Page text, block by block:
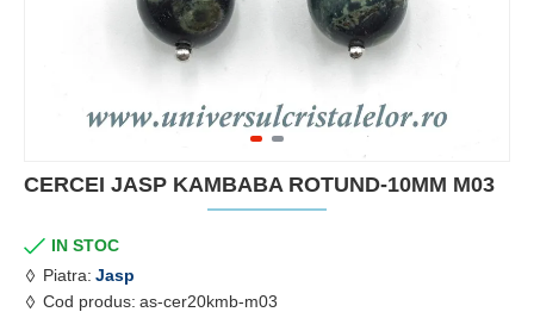
CERCEI JASP KAMBABA ROTUND-10MM M03
IN STOC
Piatra: Jasp
Cod produs: as-cer20kmb-m03